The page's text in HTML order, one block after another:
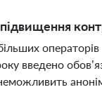
введено